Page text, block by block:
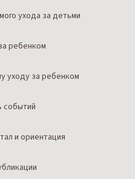
ухода за детьми
ребенком
уходу за ребенком
событий
и ориентация